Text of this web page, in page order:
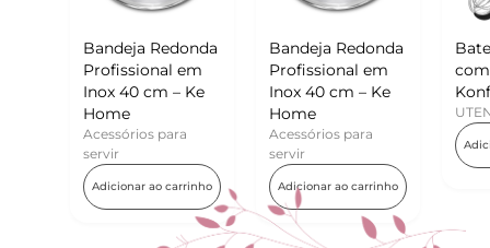
Bandeja Redonda
Profissional em
Inox 40 cm – Ke
Home
Acessórios para
servir
Adicionar ao carrinho
Batedor de Ovos
com Raspador –
Konfektt
UTENSÍLIOS
Adicionar ao carrinho